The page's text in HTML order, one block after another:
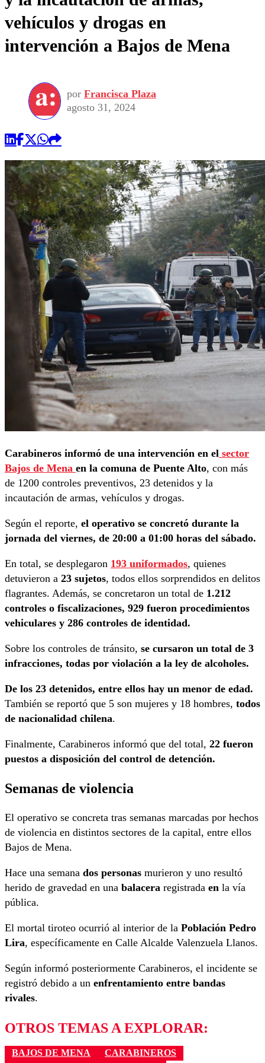
vehículos y drogas en
intervención a Bajos de Mena
por Francisca Plaza
agosto 31, 2024
Carabineros informó de una intervención en el sector
Bajos de Mena en la comuna de Puente Alto, con más
de 1200 controles preventivos, 23 detenidos y la
incautación de armas, vehículos y drogas.
Según el reporte, el operativo se concretó durante la
jornada del viernes, de 20:00 a 01:00 horas del sábado.
En total, se desplegaron 193 uniformados, quienes
detuvieron a 23 sujetos, todos ellos sorprendidos en delitos
flagrantes. Además, se concretaron un total de 1.212
controles o fiscalizaciones, 929 fueron procedimientos
vehiculares y 286 controles de identidad.
Sobre los controles de tránsito, se cursaron un total de 3
infracciones, todas por violación a la ley de alcoholes.
De los 23 detenidos, entre ellos hay un menor de edad.
También se reportó que 5 son mujeres y 18 hombres, todos
de nacionalidad chilena.
Finalmente, Carabineros informó que del total, 22 fueron
puestos a disposición del control de detención.
Semanas de violencia
El operativo se concreta tras semanas marcadas por hechos
de violencia en distintos sectores de la capital, entre ellos
Bajos de Mena.
Hace una semana dos personas murieron y uno resultó
herido de gravedad en una balacera registrada en la vía
pública.
El mortal tiroteo ocurrió al interior de la Población Pedro
Lira, específicamente en Calle Alcalde Valenzuela Llanos.
Según informó posteriormente Carabineros, el incidente se
registró debido a un enfrentamiento entre bandas
rivales.
OTROS TEMAS A EXPLORAR:
BAJOS DE MENA
CARABINEROS